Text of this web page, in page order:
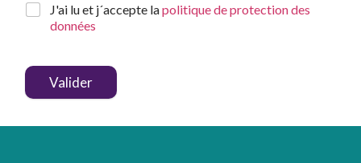
J'ai lu et j´accepte lapolitique de protection des
données
Valider